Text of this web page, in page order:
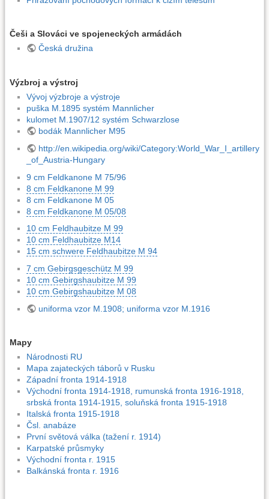
Češi a Slováci ve spojeneckých armádách
Česká družina
Výzbroj a výstroj
Vývoj výzbroje a výstroje
puška M.1895 systém Mannlicher
kulomet M.1907/12 systém Schwarzlose
bodák Mannlicher M95
http://en.wikipedia.org/wiki/Category:World_War_I_artillery
_of_Austria-Hungary
9 cm Feldkanone M 75/96
8 cm Feldkanone M 99
8 cm Feldkanone M 05
8 cm Feldkanone M 05/08
10 cm Feldhaubitze M 99
10 cm Feldhaubitze M14
15 cm schwere Feldhaubitze M 94
7 cm Gebirgsgeschütz M 99
10 cm Gebirgshaubitze M 99
10 cm Gebirgshaubitze M 08
uniforma vzor M.1908; uniforma vzor M.1916
Mapy
Národnosti RU
Mapa zajateckých táborů v Rusku
Západní fronta 1914-1918
Východní fronta 1914-1918, rumunská fronta 1916-1918,
srbská fronta 1914-1915, soluňská fronta 1915-1918
Italská fronta 1915-1918
Čsl. anabáze
První světová válka (tažení r. 1914)
Karpatské průsmyky
Východní fronta r. 1915
Balkánská fronta r. 1916